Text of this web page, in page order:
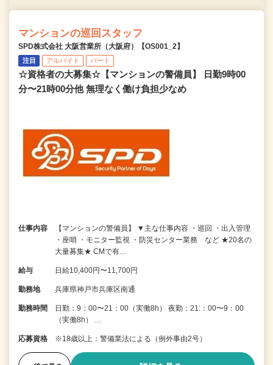
マンションの巡回スタッフ
SPD株式会社 大阪営業所（大阪府）【OS001_2】
注目 アルバイト パート
☆資格者の大募集☆【マンションの警備員】 日勤9時00
分〜21時00分他 無理なく働け負担少なめ
仕事内容
【マンションの警備員】 ▼主な仕事内容 ・巡回 ・出入管理
・座哨 ・モニター監視 ・防災センター業務 など ★20名の
大量募集★ CMで有…
給与 日給10,400円〜11,700円
勤務地 兵庫県神戸市兵庫区南通
勤務時間
日勤：9：00〜21：00（実働8h） 夜勤：21:：00〜9：00
（実働8h） …
応募資格 ※18歳以上：警備業法による（例外事由2号）